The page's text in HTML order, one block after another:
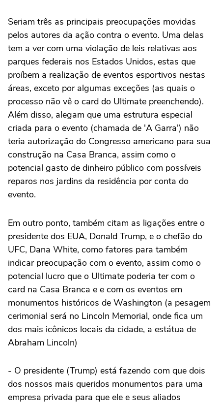
Seriam três as principais preocupações movidas
pelos autores da ação contra o evento. Uma delas
tem a ver com uma violação de leis relativas aos
parques federais nos Estados Unidos, estas que
proíbem a realização de eventos esportivos nestas
áreas, exceto por algumas exceções (as quais o
processo não vê o card do Ultimate preenchendo).
Além disso, alegam que uma estrutura especial
criada para o evento (chamada de 'A Garra') não
teria autorização do Congresso americano para sua
construção na Casa Branca, assim como o
potencial gasto de dinheiro público com possíveis
reparos nos jardins da residência por conta do
evento.
Em outro ponto, também citam as ligações entre o
presidente dos EUA, Donald Trump, e o chefão do
UFC, Dana White, como fatores para também
indicar preocupação com o evento, assim como o
potencial lucro que o Ultimate poderia ter com o
card na Casa Branca e e com os eventos em
monumentos históricos de Washington (a pesagem
cerimonial será no Lincoln Memorial, onde fica um
dos mais icônicos locais da cidade, a estátua de
Abraham Lincoln)
- O presidente (Trump) está fazendo com que dois
dos nossos mais queridos monumentos para uma
empresa privada para que ele e seus aliados